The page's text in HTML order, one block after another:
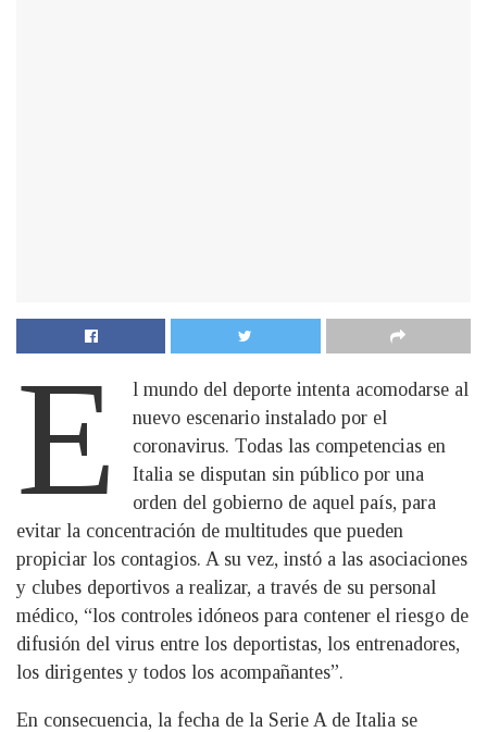
E
l mundo del deporte intenta acomodarse al
nuevo escenario instalado por el
coronavirus. Todas las competencias en
Italia se disputan sin público por una
orden del gobierno de aquel país, para
evitar la concentración de multitudes que pueden
propiciar los contagios. A su vez, instó a las asociaciones
y clubes deportivos a realizar, a través de su personal
médico, “los controles idóneos para contener el riesgo de
difusión del virus entre los deportistas, los entrenadores,
los dirigentes y todos los acompañantes”.
En consecuencia, la fecha de la Serie A de Italia se